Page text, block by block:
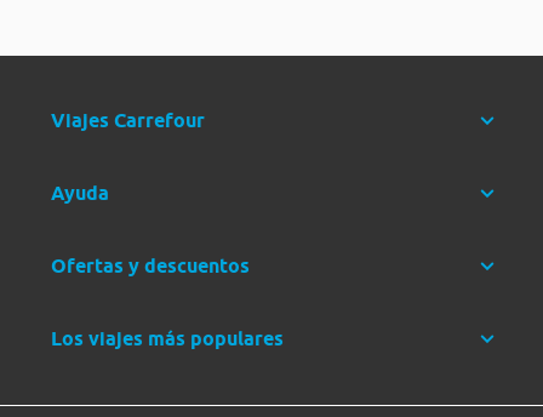
Viajes Carrefour
Ayuda
Ofertas y descuentos
Los viajes más populares